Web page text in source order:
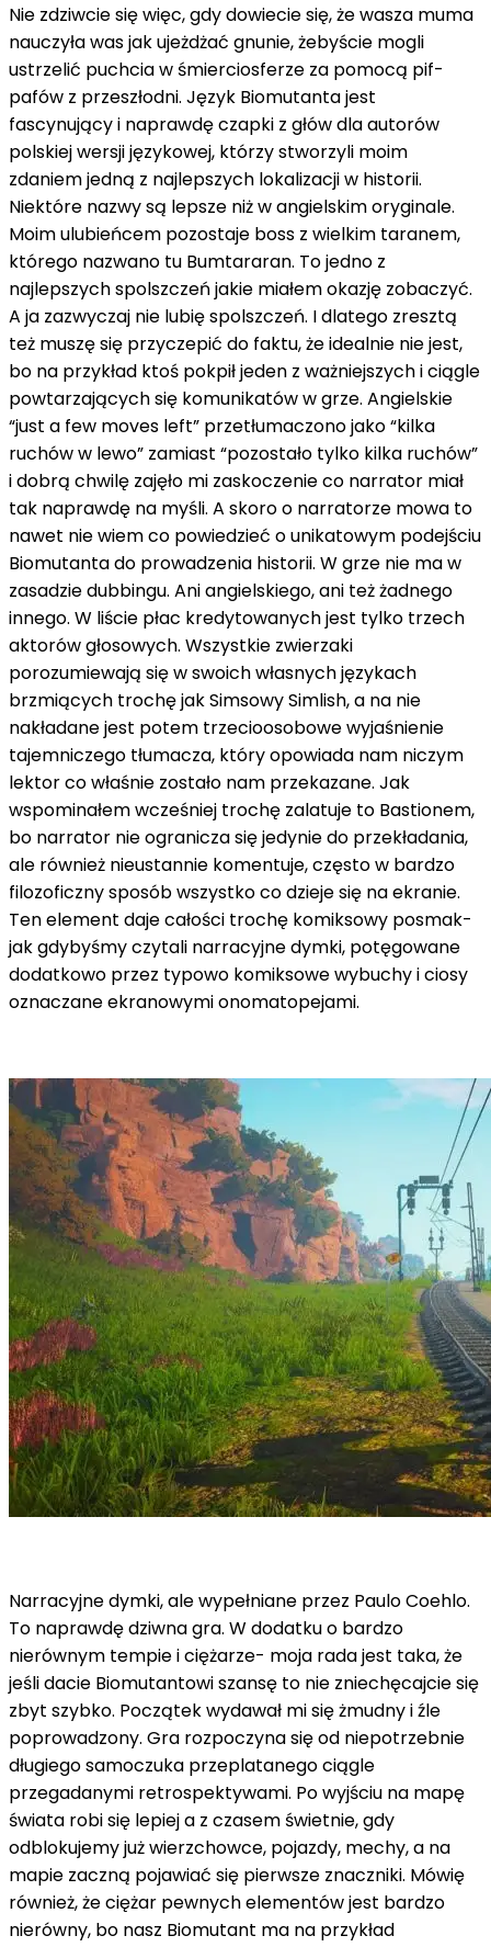
Nie zdziwcie się więc, gdy dowiecie się, że wasza muma
nauczyła was jak ujeżdżać gnunie, żebyście mogli
ustrzelić puchcia w śmierciosferze za pomocą pif-
pafów z przeszłodni. Język Biomutanta jest
fascynujący i naprawdę czapki z głów dla autorów
polskiej wersji językowej, którzy stworzyli moim
zdaniem jedną z najlepszych lokalizacji w historii.
Niektóre nazwy są lepsze niż w angielskim oryginale.
Moim ulubieńcem pozostaje boss z wielkim taranem,
którego nazwano tu Bumtararan. To jedno z
najlepszych spolszczeń jakie miałem okazję zobaczyć.
A ja zazwyczaj nie lubię spolszczeń. I dlatego zresztą
też muszę się przyczepić do faktu, że idealnie nie jest,
bo na przykład ktoś pokpił jeden z ważniejszych i ciągle
powtarzających się komunikatów w grze. Angielskie
“just a few moves left” przetłumaczono jako “kilka
ruchów w lewo” zamiast “pozostało tylko kilka ruchów”
i dobrą chwilę zajęło mi zaskoczenie co narrator miał
tak naprawdę na myśli. A skoro o narratorze mowa to
nawet nie wiem co powiedzieć o unikatowym podejściu
Biomutanta do prowadzenia historii. W grze nie ma w
zasadzie dubbingu. Ani angielskiego, ani też żadnego
innego. W liście płac kredytowanych jest tylko trzech
aktorów głosowych. Wszystkie zwierzaki
porozumiewają się w swoich własnych językach
brzmiących trochę jak Simsowy Simlish, a na nie
nakładane jest potem trzecioosobowe wyjaśnienie
tajemniczego tłumacza, który opowiada nam niczym
lektor co właśnie zostało nam przekazane. Jak
wspominałem wcześniej trochę zalatuje to Bastionem,
bo narrator nie ogranicza się jedynie do przekładania,
ale również nieustannie komentuje, często w bardzo
filozoficzny sposób wszystko co dzieje się na ekranie.
Ten element daje całości trochę komiksowy posmak-
jak gdybyśmy czytali narracyjne dymki, potęgowane
dodatkowo przez typowo komiksowe wybuchy i ciosy
oznaczane ekranowymi onomatopejami.
Narracyjne dymki, ale wypełniane przez Paulo Coehlo.
To naprawdę dziwna gra. W dodatku o bardzo
nierównym tempie i ciężarze- moja rada jest taka, że
jeśli dacie Biomutantowi szansę to nie zniechęcajcie się
zbyt szybko. Początek wydawał mi się żmudny i źle
poprowadzony. Gra rozpoczyna się od niepotrzebnie
długiego samoczuka przeplatanego ciągle
przegadanymi retrospektywami. Po wyjściu na mapę
świata robi się lepiej a z czasem świetnie, gdy
odblokujemy już wierzchowce, pojazdy, mechy, a na
mapie zaczną pojawiać się pierwsze znaczniki. Mówię
również, że ciężar pewnych elementów jest bardzo
nierówny, bo nasz Biomutant ma na przykład